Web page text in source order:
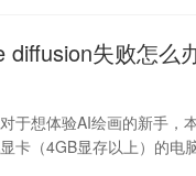
diffusion失败怎么
于想体验AI绘画的新手，
卡（4GB显存以上）的电